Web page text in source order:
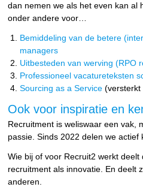
dan nemen we als het even kan al
onder andere voor…
Bemiddeling van de betere
managers
Uitbesteden van werving (RPO
Professioneel vacatureteksten
Sourcing as a Service (versterkt
Ook voor inspiratie en
Recruitment is weliswaar een vak,
passie. Sinds 2022 delen we actief
Wie bij of voor Recruit2 werkt deelt
recruitment als innovatie. En deelt
anderen.